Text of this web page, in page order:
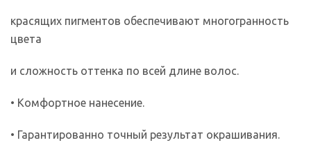
красящих пигментов обеспечивают многогранность
цвета
и сложность оттенка по всей длине волос.
• Комфортное нанесение.
• Гарантированно точный результат окрашивания.